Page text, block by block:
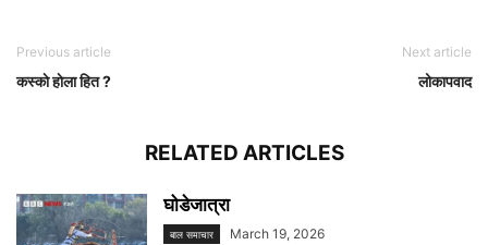
Previous article
कस्काे हाेला हित ?
Next article
लोकापवाद
RELATED ARTICLES
घोडेजात्रा
बाल समाचार March 19, 2026